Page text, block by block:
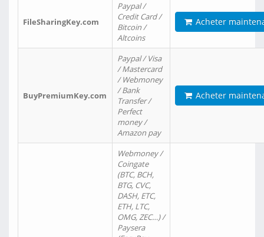
FileSharingKey.com
Paypal /
Credit Card /
Bitcoin /
Altcoins
Acheter
BuyPremiumKey.com
Paypal / Visa
/ Mastercard
/ Webmoney
/ Bank
Transfer /
Perfect
money /
Amazon pay
Acheter
Webmoney /
Coingate
(BTC, BCH,
BTG, CVC,
DASH, ETC,
ETH, LTC,
OMG, ZEC…) /
Paysera